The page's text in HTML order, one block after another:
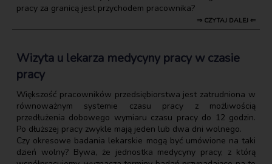
pracy za granicą jest przychodem pracownika?
⇒ CZYTAJ DALEJ ⇐
Wizyta u lekarza medycyny pracy w czasie
pracy
Większość pracowników przedsiębiorstwa jest zatrudniona w
równoważnym systemie czasu pracy z możliwością
przedłużenia dobowego wymiaru czasu pracy do 12 godzin.
Po dłuższej pracy zwykle mają jeden lub dwa dni wolnego.
Czy okresowe badania lekarskie mogą być umówione na taki
dzień wolny? Bywa, że jednostka medycyny pracy, z którą